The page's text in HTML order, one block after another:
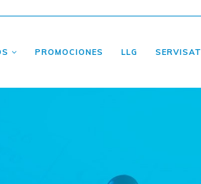
PROMOCIONES LLG SERVISAT